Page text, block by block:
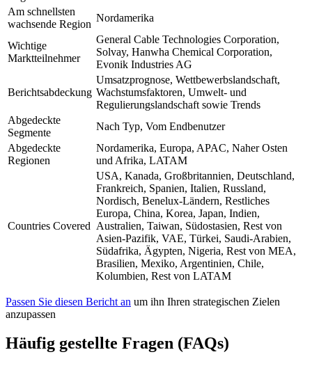
Am schnellsten
wachsende Region
Nordamerika
Wichtige
Marktteilnehmer
General Cable Technologies Corporation,
Solvay, Hanwha Chemical Corporation,
Evonik Industries AG
Berichtsabdeckung
Umsatzprognose, Wettbewerbslandschaft,
Wachstumsfaktoren, Umwelt- und
Regulierungslandschaft sowie Trends
Abgedeckte
Segmente
Nach Typ, Vom Endbenutzer
Abgedeckte
Regionen
Nordamerika, Europa, APAC, Naher Osten
und Afrika, LATAM
Countries Covered
USA, Kanada, Großbritannien, Deutschland,
Frankreich, Spanien, Italien, Russland,
Nordisch, Benelux-Ländern, Restliches
Europa, China, Korea, Japan, Indien,
Australien, Taiwan, Südostasien, Rest von
Asien-Pazifik, VAE, Türkei, Saudi-Arabien,
Südafrika, Ägypten, Nigeria, Rest von MEA,
Brasilien, Mexiko, Argentinien, Chile,
Kolumbien, Rest von LATAM
Passen Sie diesen Bericht an um ihn Ihren strategischen Zielen
anzupassen
Häufig gestellte Fragen (FAQs)